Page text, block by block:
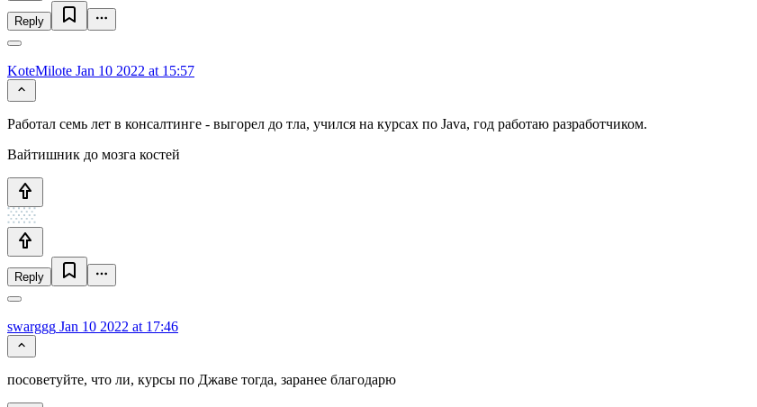
Reply
KoteMilote Jan 10 2022 at 15:57
Работал семь лет в консалтинге - выгорел до тла, учился на курсах по Java, год работаю разработчиком.
Вайтишник до мозга костей
Reply
swarggg Jan 10 2022 at 17:46
посоветуйте, что ли, курсы по Джаве тогда, заранее благодарю